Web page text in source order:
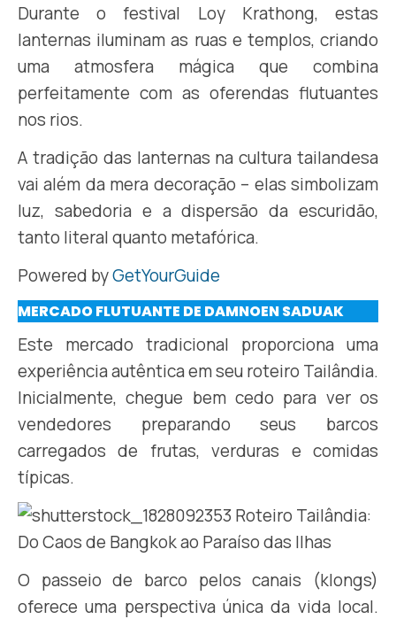
Durante o festival Loy Krathong, estas
lanternas iluminam as ruas e templos, criando
uma atmosfera mágica que combina
perfeitamente com as oferendas flutuantes
nos rios.
A tradição das lanternas na cultura tailandesa
vai além da mera decoração – elas simbolizam
luz, sabedoria e a dispersão da escuridão,
tanto literal quanto metafórica.
Powered byGetYourGuide
MERCADO FLUTUANTE DE DAMNOEN SADUAK
Este mercado tradicional proporciona uma
experiência autêntica em seu roteiro Tailândia.
Inicialmente, chegue bem cedo para ver os
vendedores preparando seus barcos
carregados de frutas, verduras e comidas
típicas.
O passeio de barco pelos canais (klongs)
oferece uma perspectiva única da vida local.